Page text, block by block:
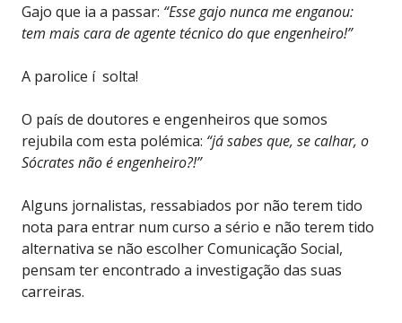
Gajo que ia a passar: “Esse gajo nunca me enganou:
tem mais cara de agente técnico do que engenheiro!”
A parolice í solta!
O país de doutores e engenheiros que somos
rejubila com esta polémica: “já sabes que, se calhar, o
Sócrates não é engenheiro?!”
Alguns jornalistas, ressabiados por não terem tido
nota para entrar num curso a sério e não terem tido
alternativa se não escolher Comunicação Social,
pensam ter encontrado a investigação das suas
carreiras.